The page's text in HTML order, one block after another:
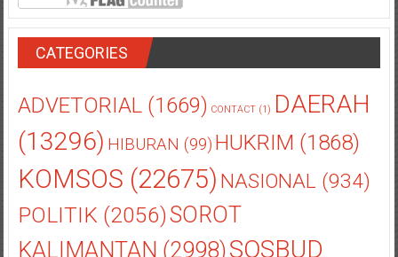
CATEGORIES
ADVETORIAL(1669) CONTACT(1) DAERAH
(13296) HIBURAN (99) HUKRIM (1868)
KOMSOS (22675) NASIONAL(934)
POLITIK(2056)SOROT
KALIMANTAN (2998)SOSBUD